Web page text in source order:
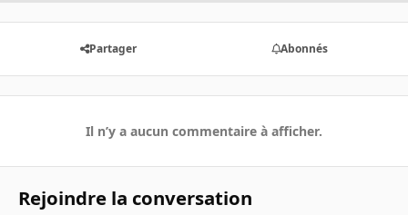
Partager Abonnés
Il n’y a aucun commentaire à afficher.
Rejoindre la conversation